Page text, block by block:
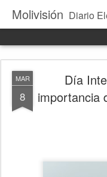
Molivisión Diario
MAR
8
Día
importancia